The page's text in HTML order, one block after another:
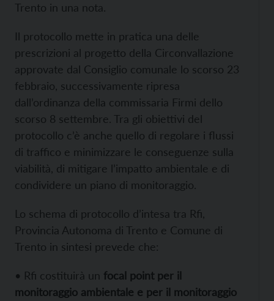
Trento in una nota.
Il protocollo mette in pratica una delle
prescrizioni al progetto della Circonvallazione
approvate dal Consiglio comunale lo scorso 23
febbraio, successivamente ripresa
dall’ordinanza della commissaria Firmi dello
scorso 8 settembre. Tra gli obiettivi del
protocollo c’è anche quello di regolare i flussi
di traffico e minimizzare le conseguenze sulla
viabilità, di mitigare l’impatto ambientale e di
condividere un piano di monitoraggio.
Lo schema di protocollo d’intesa tra Rfi,
Provincia Autonoma di Trento e Comune di
Trento in sintesi prevede che:
• Rfi costituirà un focal point per il
monitoraggio ambientale e per il monitoraggio